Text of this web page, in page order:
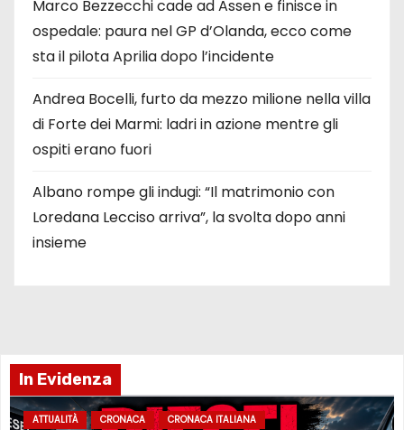
Marco Bezzecchi cade ad Assen e finisce in
ospedale: paura nel GP d’Olanda, ecco come
sta il pilota Aprilia dopo l’incidente
Andrea Bocelli, furto da mezzo milione nella villa
di Forte dei Marmi: ladri in azione mentre gli
ospiti erano fuori
Albano rompe gli indugi: “Il matrimonio con
Loredana Lecciso arriva”, la svolta dopo anni
insieme
In Evidenza
ATTUALITÀ CRONACA CRONACA ITALIANA